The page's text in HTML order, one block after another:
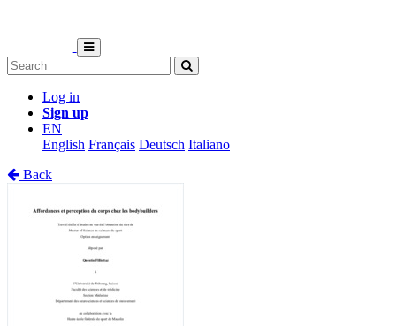
Log in
Sign up
EN
English Français Deutsch Italiano
Back